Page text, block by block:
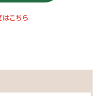
こちら